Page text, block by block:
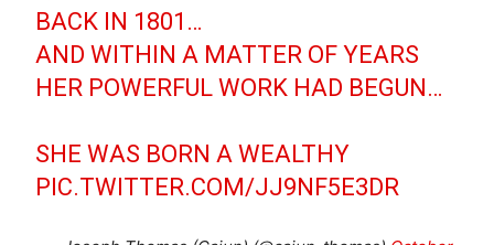
BACK IN 1801…
AND WITHIN A MATTER OF YEARS
HER POWERFUL WORK HAD BEGUN…
SHE WAS BORN A WEALTHY
PIC.TWITTER.COM/JJ9NF5E3DR